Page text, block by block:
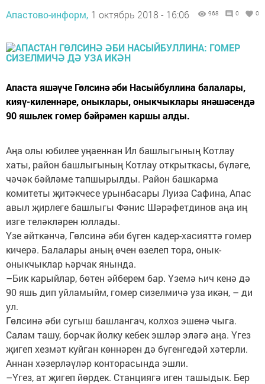
Апастово-информ, 1 октябрь 2018 - 16:06 968 0 0
Апаста яшәүче Гөлсинә әби Насыйбуллина балалары,
кияү-киленнәре, оныклары, оныкчыклары янәшәсендә
90 яшьлек гомер бәйрәмен каршы алды.
Аңа олы юбилее уңаеннан Ил башлыгының Котлау
хаты, район башлыгының Котлау открыткасы, бүләге,
чәчәк бәйләме тапшырылды. Район башкарма
комитеты җитәкчесе урынбасары Луиза Сафина, Апас
авыл җирлеге башлыгы Фәнис Шәрәфетдинов аңа иң
изге теләкләрен юллады.
Үзе әйткәнчә, Гөлсинә әби бүген кадер-хасияттә гомер
кичерә. Балалары аның өчен өзелеп тора, онык-
оныкчыклар һәрчак янында.
–Бик карыйлар, бөтен әйберем бар. Үземә һич кенә дә
90 яшь дип уйламыйм, гомер сизелмичә уза икән, – ди
ул.
Гөлсинә әби сугыш башлангач, колхоз эшенә чыга.
Салам ташу, борчак йолку кебек эшләр эләгә аңа. Үгез
җигеп хезмәт куйган көннәрен дә бүгенгедәй хәтерли.
Аннан хәзерләүләр конторасында эшли.
–Үгез, ат җигеп йөрдек. Станциягә иген ташыдык. Бер